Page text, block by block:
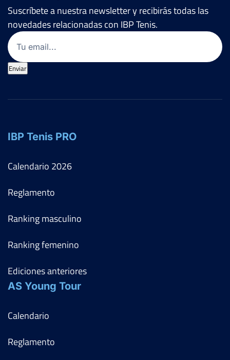
Suscríbete a nuestra newsletter y recibirás todas las
novedades relacionadas con IBP Tenis.
Email
Enviar
IBP Tenis PRO
Calendario 2026
Reglamento
Ranking masculino
Ranking femenino
Ediciones anteriores
AS Young Tour
Calendario
Reglamento